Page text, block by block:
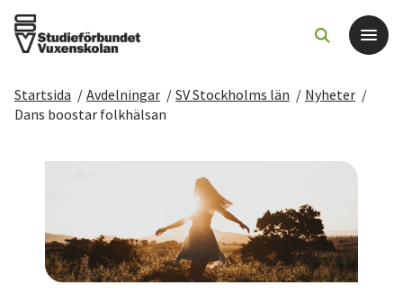
Det här gör vi
För dig som
Sök kurser och evenemang
Om SV
Startsida / Avdelningar / SV Stockholms län / Nyheter /
Dans boostar folkhälsan